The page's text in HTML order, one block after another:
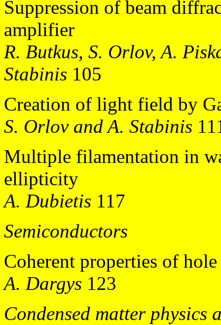
Suppression of beam
amplifier
R. Butkus, S. Orlov, A.
Stabinis 105
Creation of light field by
S. Orlov and A. Stabinis
Multiple filamentation in
ellipticity
A. Dubietis 117
Semiconductors
Coherent properties of
A. Dargys 123
Condensed matter physics